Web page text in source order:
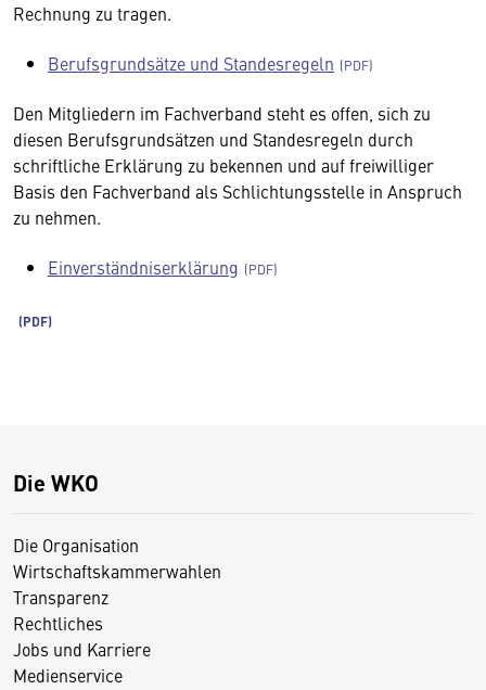
Rechnung zu tragen.
Berufsgrundsätze und Standesregeln
Den Mitgliedern im Fachverband steht es offen, sich zu
diesen Berufsgrundsätzen und Standesregeln durch
schriftliche Erklärung zu bekennen und auf freiwilliger
Basis den Fachverband als Schlichtungsstelle in Anspruch
zu nehmen.
Einverständniserklärung
Die WKO
Die Organisation
Wirtschaftskammerwahlen
Transparenz
Rechtliches
Jobs und Karriere
Medienservice